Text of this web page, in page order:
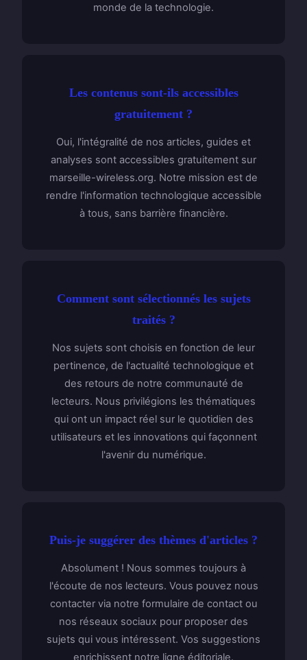
monde de la technologie.
Les contenus sont-ils accessibles
gratuitement ?
Oui, l'intégralité de nos articles, guides et
analyses sont accessibles gratuitement sur
marseille-wireless.org. Notre mission est de
rendre l'information technologique accessible
à tous, sans barrière financière.
Comment sont sélectionnés les sujets
traités ?
Nos sujets sont choisis en fonction de leur
pertinence, de l'actualité technologique et
des retours de notre communauté de
lecteurs. Nous privilégions les thématiques
qui ont un impact réel sur le quotidien des
utilisateurs et les innovations qui façonnent
l'avenir du numérique.
Puis-je suggérer des thèmes d'articles ?
Absolument ! Nous sommes toujours à
l'écoute de nos lecteurs. Vous pouvez nous
contacter via notre formulaire de contact ou
nos réseaux sociaux pour proposer des
sujets qui vous intéressent. Vos suggestions
enrichissent notre ligne éditoriale.